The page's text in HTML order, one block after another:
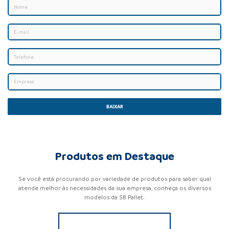
BAIXAR
Produtos em Destaque
Se você está procurando por variedade de produtos para saber qual
atende melhor às necessidades da sua empresa, conheça os diversos
modelos da SB Pallet.